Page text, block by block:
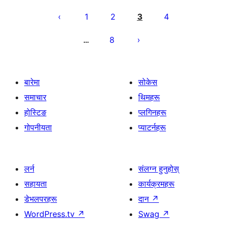
पृष्ठाङ्कन1 2 3 4
… 8
बारेमा
समाचार
होस्टिङ
गोपनीयता
सोकेस
थिमहरू
प्लगिनहरू
प्याटर्नहरू
लर्न
सहायता
डेभलपरहरू
WordPress.tv ↗
संलग्न हुनुहोस्
कार्यक्रमहरू
दान ↗
Swag ↗